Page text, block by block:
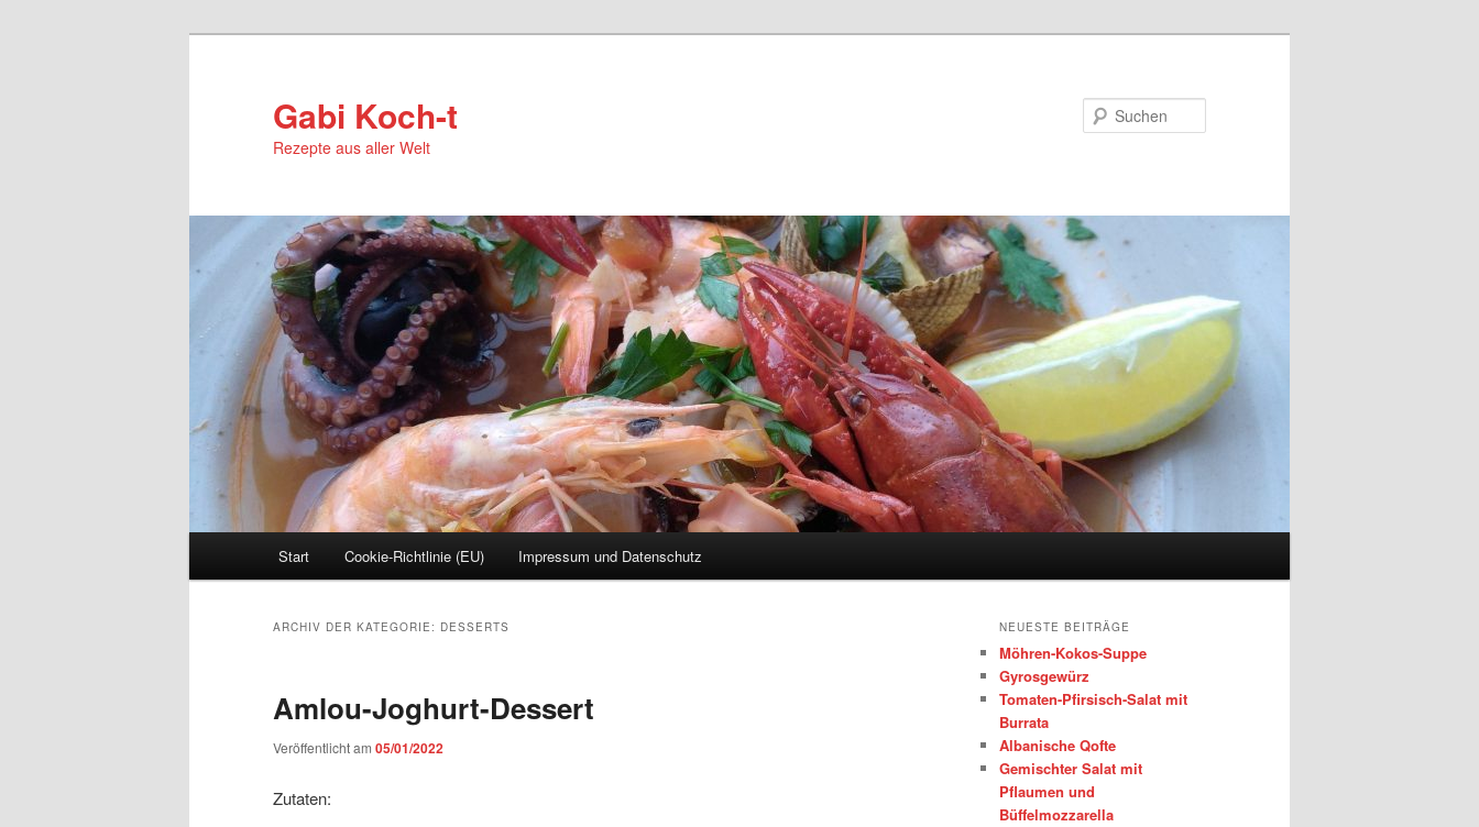
Gabi Koch-t
Rezepte aus aller Welt
Start Cookie-Richtlinie (EU) Impressum und Datenschutz
ARCHIV DER KATEGORIE: DESSERTS
Amlou-Joghurt-Dessert
Veröffentlicht am 05/01/2022
Zutaten:
NEUESTE BEITRÄGE
Möhren-Kokos-Suppe
Gyrosgewürz
Tomaten-Pfirsisch-Salat mit
Burrata
Albanische Qofte
Gemischter Salat mit
Pflaumen und
Büffelmozzarella